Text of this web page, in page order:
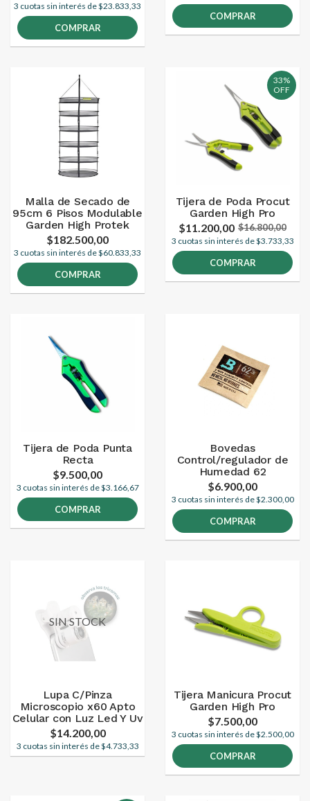
3 cuotas sin interés de $23.833,33
COMPRAR
COMPRAR
Malla de Secado de
95cm 6 Pisos Modulable
Garden High Protek
$182.500,00
3 cuotas sin interés de $60.833,33
COMPRAR
33%
OFF
Tijera de Poda Procut
Garden High Pro
$11.200,00 $16.800,00
3 cuotas sin interés de $3.733,33
COMPRAR
Tijera de Poda Punta
Recta
$9.500,00
3 cuotas sin interés de $3.166,67
COMPRAR
Bovedas
Control/regulador de
Humedad 62
$6.900,00
3 cuotas sin interés de $2.300,00
COMPRAR
SIN STOCK
Lupa C/Pinza
Microscopio x60 Apto
Celular con Luz Led Y Uv
$14.200,00
3 cuotas sin interés de $4.733,33
Tijera Manicura Procut
Garden High Pro
$7.500,00
3 cuotas sin interés de $2.500,00
COMPRAR